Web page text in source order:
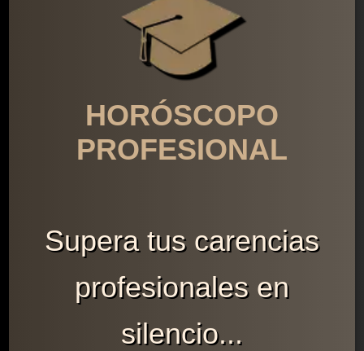
HORÓSCOPO
PROFESIONAL
Supera tus carencias
profesionales en
silencio...